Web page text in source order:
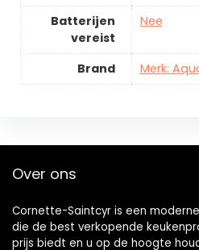
Batterijen
vereist
Nee
Brand Merk:
Over ons
Cornette-Saintcyr is een
die de best verkopende
prijs biedt en u op de hoogte